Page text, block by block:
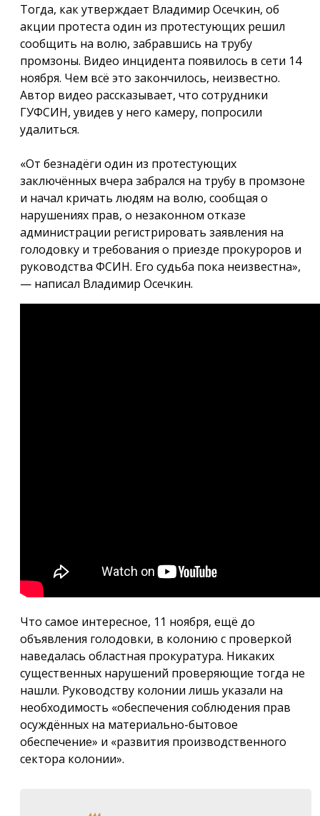
Тогда, как утверждает Владимир Осечкин, об
акции протеста один из протестующих решил
сообщить на волю, забравшись на трубу
промзоны. Видео инцидента появилось в сети 14
ноября. Чем всё это закончилось, неизвестно.
Автор видео рассказывает, что сотрудники
ГУФСИН, увидев у него камеру, попросили
удалиться.
«От безнадёги один из протестующих
заключённых вчера забрался на трубу в промзоне
и начал кричать людям на волю, сообщая о
нарушениях прав, о незаконном отказе
администрации регистрировать заявления на
голодовку и требования о приезде прокуроров и
руководства ФСИН. Его судьба пока неизвестна»,
— написал Владимир Осечкин.
Что самое интересное, 11 ноября, ещё до
объявления голодовки, в колонию с проверкой
наведалась областная прокуратура. Никаких
существенных нарушений проверяющие тогда не
нашли. Руководству колонии лишь указали на
необходимость «обеспечения соблюдения прав
осуждённых на материально-бытовое
обеспечение» и «развития производственного
сектора колонии».